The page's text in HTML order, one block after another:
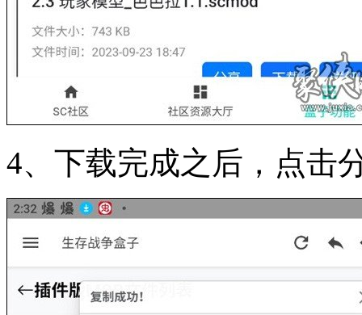
4、下载完成之后，点击